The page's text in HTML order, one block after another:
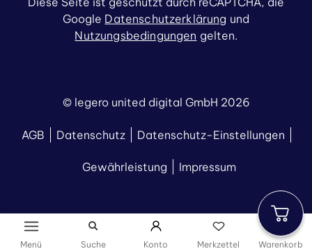
Menü Suche Konto Merkzettel Warenkorb
© legero united digital GmbH 2026
AGB Datenschutz Datenschutz-Einstellungen
Gewährleistung Impressum
Google Datenschutzerklärung und
Nutzungsbedingungen gelten.